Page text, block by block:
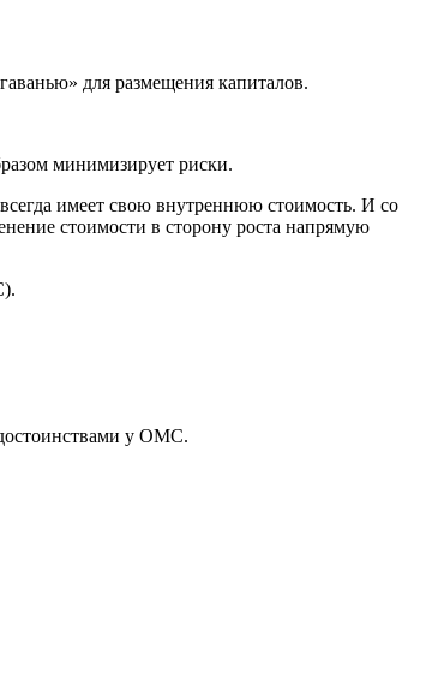
для размещения капиталов.
минимизирует риски.
имеет свою внутреннюю стоимость. И со
стоимости в сторону роста напрямую
у ОМС.